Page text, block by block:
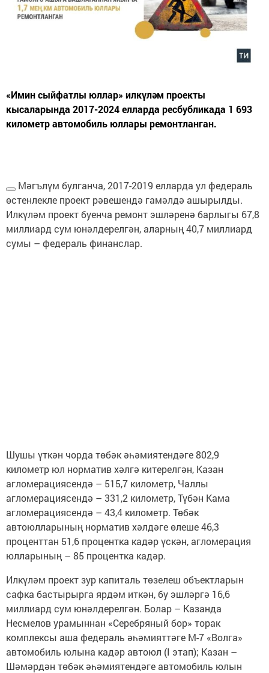
«Имин сыйфатлы юллар» илкүләм проекты
кысаларында 2017-2024 елларда ресбубликада 1 693
километр автомобиль юллары ремонтланган.
Мәгълүм булганча, 2017-2019 елларда ул федераль
өстенлекле проект рәвешендә гамәлдә ашырылды.
Илкүләм проект буенча ремонт эшләренә барлыгы 67,8
миллиард сум юнәлдерелгән, аларның 40,7 миллиард
сумы – федераль финанслар.
Шушы үткән чорда төбәк әһәмиятендәге 802,9
километр юл норматив хәлгә китерелгән, Казан
агломерациясендә – 515,7 километр, Чаллы
агломерациясендә – 331,2 километр, Түбән Кама
агломерациясендә – 43,4 километр. Төбәк
автоюлларының норматив хәлдәге өлеше 46,3
проценттан 51,6 процентка кадәр үскән, агломерация
юлларының – 85 процентка кадәр.
Илкүләм проект зур капиталь төзелеш объектларын
сафка бастырырга ярдәм иткән, бу эшләргә 16,6
миллиард сум юнәлдерелгән. Болар – Казанда
Несмелов урамыннан «Серебряный бор» торак
комплексы аша федераль әһәмияттәге М-7 «Волга»
автомобиль юлына кадәр автоюл (I этап); Казан –
Шәмәрдән төбәк әһәмиятендәге автомобиль юлын